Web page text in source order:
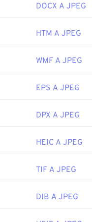
browser web
Mac OS come
DOCX A JPEG
HTM A JPEG
WMF A JPEG
EPS A JPEG
DPX A JPEG
HEIC A JPEG
TIF A JPEG
DIB A JPEG